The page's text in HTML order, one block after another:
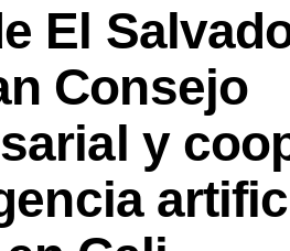
El
Consejo
y